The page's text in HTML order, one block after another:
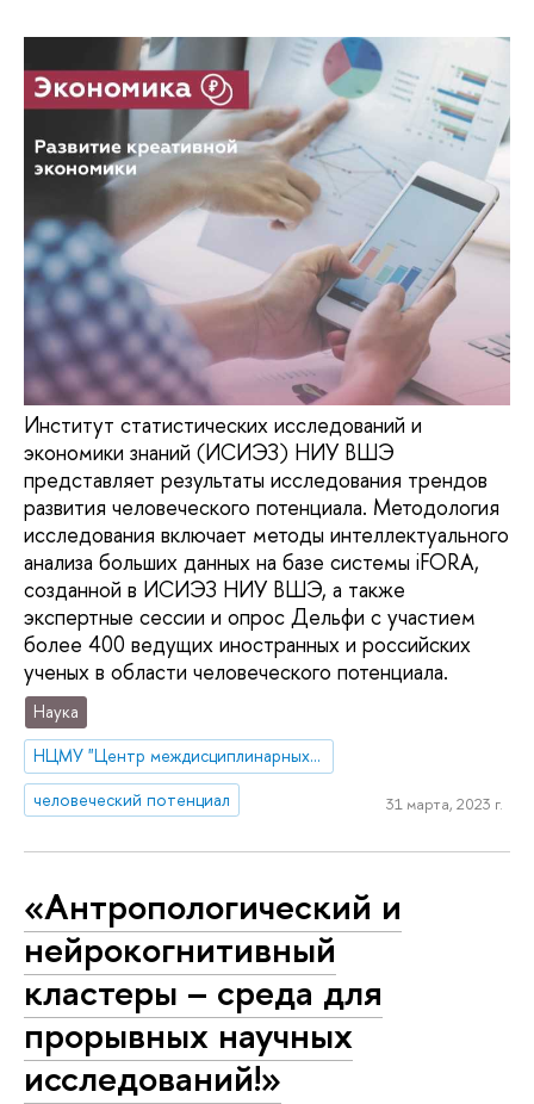
Институт статистических исследований и
экономики знаний (ИСИЭЗ) НИУ ВШЭ
представляет результаты исследования трендов
развития человеческого потенциала. Методология
исследования включает методы интеллектуального
анализа больших данных на базе системы iFORA,
созданной в ИСИЭЗ НИУ ВШЭ, а также
экспертные сессии и опрос Дельфи с участием
более 400 ведущих иностранных и российских
ученых в области человеческого потенциала.
Наука
НЦМУ "Центр междисциплинарных исследований человеческого потенциала"
человеческий потенциал
31 марта, 2023 г.
«Антропологический и
нейрокогнитивный
кластеры – среда для
прорывных научных
исследований!»